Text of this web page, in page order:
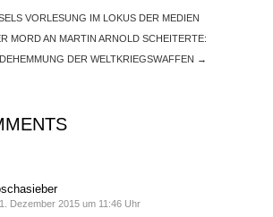
VORLESUNG IM LOKUS DER MEDIEN
MORD AN MARTIN ARNOLD SCHEITERTE:
DER WELTKRIEGSWAFFEN →
Dezember 2015 um 11:46 Uhr